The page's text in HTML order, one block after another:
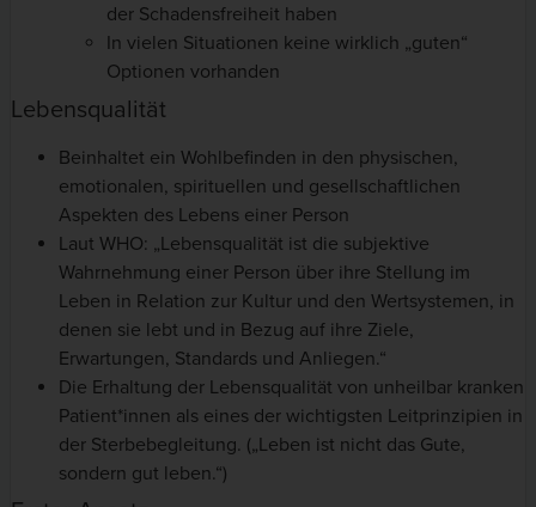
der Schadensfreiheit haben
In vielen Situationen keine wirklich „guten“
Optionen vorhanden
Lebensqualität
Beinhaltet ein Wohlbefinden in den physischen,
emotionalen, spirituellen und gesellschaftlichen
Aspekten des Lebens einer Person
Laut WHO: „Lebensqualität ist die subjektive
Wahrnehmung einer Person über ihre Stellung im
Leben in Relation zur Kultur und den Wertsystemen, in
denen sie lebt und in Bezug auf ihre Ziele,
Erwartungen, Standards und Anliegen.“
Die Erhaltung der Lebensqualität von unheilbar kranken
Patient*innen als eines der wichtigsten Leitprinzipien in
der Sterbebegleitung. („Leben ist nicht das Gute,
sondern gut leben.“)